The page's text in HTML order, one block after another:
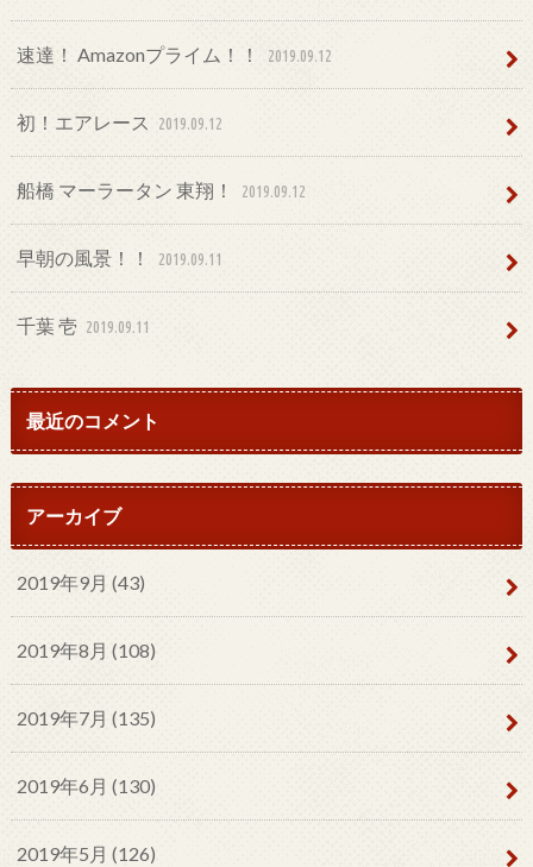
速達！ Amazonプライム！！ 2019.09.12
初！エアレース 2019.09.12
船橋 マーラータン 東翔！ 2019.09.12
早朝の風景！！ 2019.09.11
千葉 壱 2019.09.11
最近のコメント
アーカイブ
2019年9月 (43)
2019年8月 (108)
2019年7月 (135)
2019年6月 (130)
2019年5月 (126)